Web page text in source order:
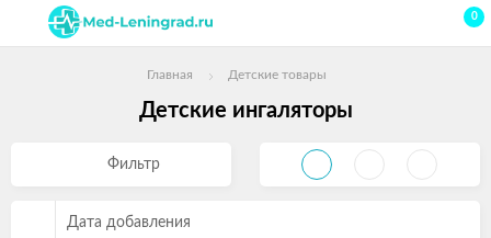
0
Главная Детские товары
Детские ингаляторы
Фильтр
Дата добавления